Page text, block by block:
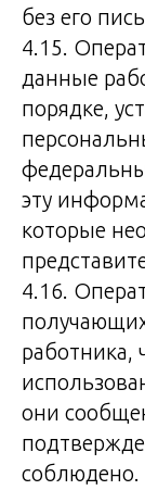
без его
4.15.
данные
порядке,
эту
которые
4.16.
работника,
они
соблюдено.